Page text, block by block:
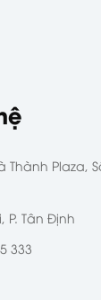
Thành Plaza,
P. Tân Định
333